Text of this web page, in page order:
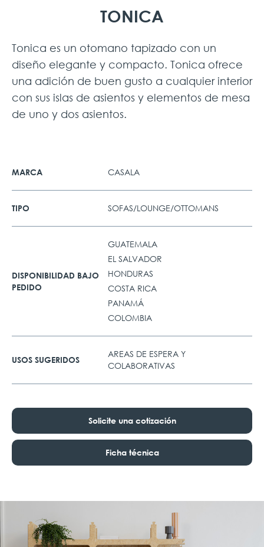
TONICA
Tonica es un otomano tapizado con un
diseño elegante y compacto. Tonica ofrece
una adición de buen gusto a cualquier interior
con sus islas de asientos y elementos de mesa
de uno y dos asientos.
MARCA CASALA
TIPO SOFAS/LOUNGE/OTTOMANS
DISPONIBILIDAD BAJO
PEDIDO
GUATEMALA
EL SALVADOR
HONDURAS
COSTA RICA
PANAMÁ
COLOMBIA
USOS SUGERIDOS
AREAS DE ESPERA Y
COLABORATIVAS
Solicite una cotización
Ficha técnica